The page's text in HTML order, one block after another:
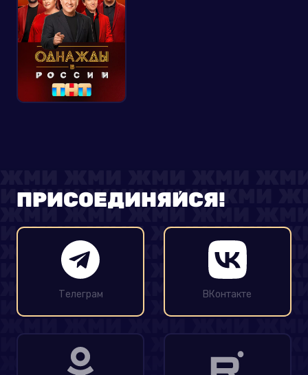
ПРИСОЕДИНЯЙСЯ!
Телеграм ВКонтакте